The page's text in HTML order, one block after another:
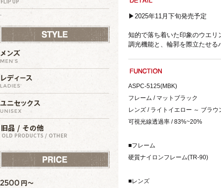
. ▶2025年11月下旬発売予定
知的で落ち着いた印象のウエ
調光機能と、輪郭を際立たせ
ASPC-5125(MBK)
フレーム / マットブラック
レンズ / ライトイエロー ～ ブラウ
可視光線透過率 / 83%~20%
■フレーム
硬質ナイロンフレーム(TR-90)
■レンズ